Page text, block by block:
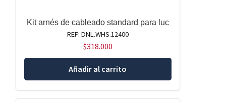
Kit arnés de cableado standard para luc
REF: DNL.WHS.12400
$318.000
Añadir al carrito